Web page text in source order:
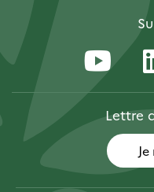
Lettre